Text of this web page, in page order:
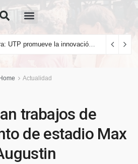
Home Actualidad
trabajos de
de estadio Max